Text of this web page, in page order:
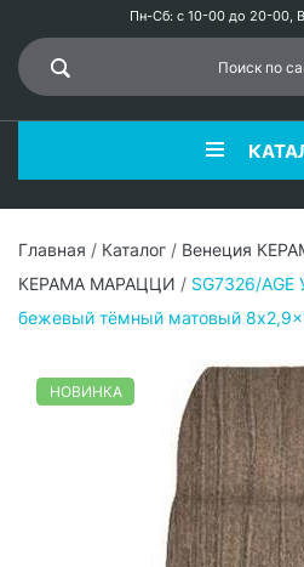
Пн-Сб: с 10-00 до 20-00,
Главная / Каталог / Венеция
КЕРАМА МАРАЦЦИ / SG7326/AGE
бежевый тёмный матовый
НОВИНКА